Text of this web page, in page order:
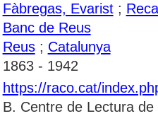
Fàbregas, Evarist;
Banc de Reus
Reus; Catalunya
1863 - 1942
https://raco.cat/
B. Centre de Lectura de